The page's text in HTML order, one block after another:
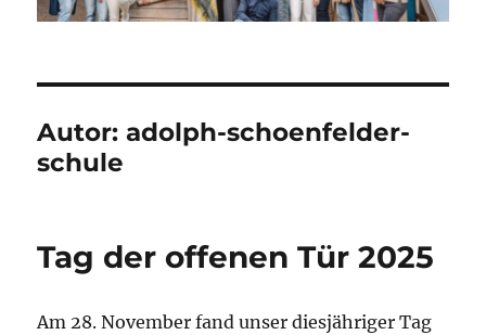
Autor:adolph-schoenfelder-
schule
Tag der offenen Tür 2025
Am 28. November fand unser diesjähriger Tag